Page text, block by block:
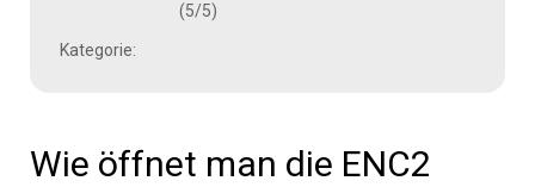
(5/5)
Kategorie:
Wie öffnet man die ENC2